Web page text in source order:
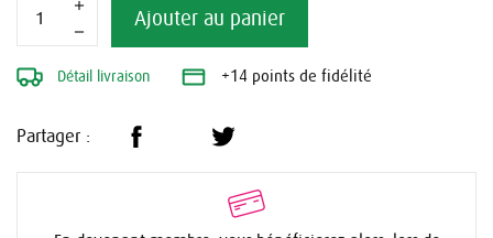
Ajouter au panier
Détail livraison +14 points de fidélité
Partager :